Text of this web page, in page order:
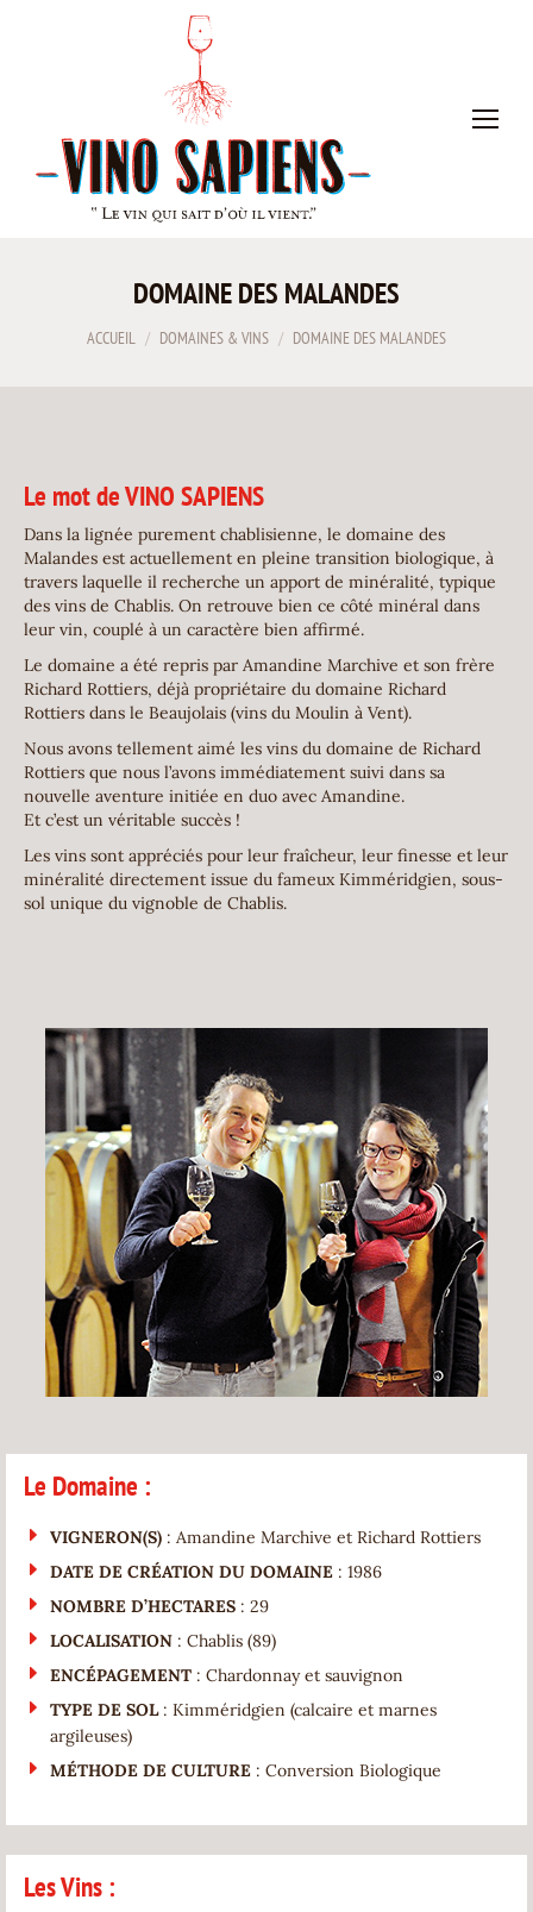
DOMAINE DES MALANDES
ACCUEIL DOMAINES & VINS DOMAINE DES MALANDES
Le mot de VINO SAPIENS
Dans la lignée purement chablisienne, le domaine des
Malandes est actuellement en pleine transition biologique, à
travers laquelle il recherche un apport de minéralité, typique
des vins de Chablis. On retrouve bien ce côté minéral dans
leur vin, couplé à un caractère bien affirmé.
Le domaine a été repris par Amandine Marchive et son frère
Richard Rottiers, déjà propriétaire du domaine Richard
Rottiers dans le Beaujolais (vins du Moulin à Vent).
Nous avons tellement aimé les vins du domaine de Richard
Rottiers que nous l’avons immédiatement suivi dans sa
nouvelle aventure initiée en duo avec Amandine.
Et c’est un véritable succès !
Les vins sont appréciés pour leur fraîcheur, leur finesse et leur
minéralité directement issue du fameux Kimméridgien, sous-
sol unique du vignoble de Chablis.
Le Domaine :
VIGNERON(S) : Amandine Marchive et Richard Rottiers
DATE DE CRÉATION DU DOMAINE : 1986
NOMBRE D’HECTARES : 29
LOCALISATION : Chablis (89)
ENCÉPAGEMENT : Chardonnay et sauvignon
TYPE DE SOL: Kimméridgien (calcaire et marnes
argileuses)
MÉTHODE DE CULTURE : Conversion Biologique
Les Vins :